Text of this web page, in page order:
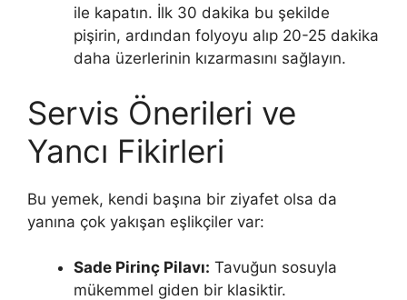
ile kapatın. İlk 30 dakika bu şekilde
pişirin, ardından folyoyu alıp 20-25 dakika
daha üzerlerinin kızarmasını sağlayın.
Servis Önerileri ve
Yancı Fikirleri
Bu yemek, kendi başına bir ziyafet olsa da
yanına çok yakışan eşlikçiler var:
Sade Pirinç Pilavı: Tavuğun sosuyla
mükemmel giden bir klasiktir.